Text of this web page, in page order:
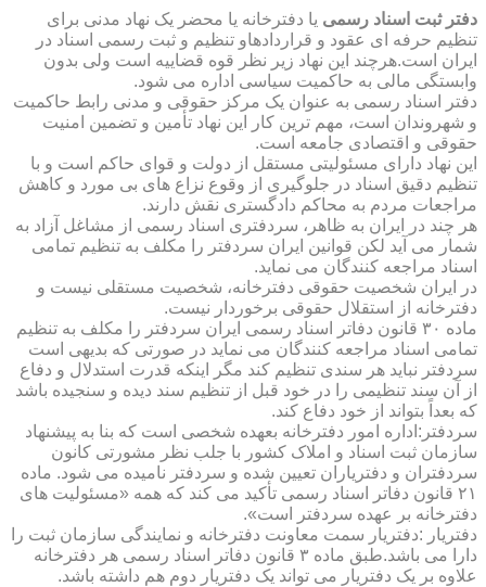
دفتر ثبت اسناد رسمی یا دفترخانه یا محضر یک نهاد مدنی برای
تنظیم حرفه ای عقود و قراردادهاو تنظیم و ثبت رسمی اسناد در
ایران است.هرچند این نهاد زیر نظر قوه قضاییه است ولی بدون
وابستگی مالی به حاکمیت سیاسی اداره می شود.
دفتر اسناد رسمی به عنوان یک مرکز حقوقی و مدنی رابط حاکمیت
و شهروندان است، مهم ترین کار این نهاد تأمین و تضمین امنیت
حقوقی و اقتصادی جامعه است.
این نهاد دارای مسئولیتی مستقل از دولت و قوای حاکم است و با
تنظیم دقیق اسناد در جلوگیری از وقوع نزاع های بی مورد و کاهش
مراجعات مردم به محاکم دادگستری نقش دارند.
هر چند در ایران به ظاهر، سردفتری اسناد رسمی از مشاغل آزاد به
شمار می آید لکن قوانین ایران سردفتر را مکلف به تنظیم تمامی
اسناد مراجعه کنندگان می نماید.
در ایران شخصیت حقوقی دفترخانه، شخصیت مستقلی نیست و
دفترخانه از استقلال حقوقی برخوردار نیست.
ماده ۳۰ قانون دفاتر اسناد رسمی ایران سردفتر را مکلف به تنظیم
تمامی اسناد مراجعه کنندگان می نماید در صورتی که بدیهی است
سردفتر نباید هر سندی تنظیم کند مگر اینکه قدرت استدلال و دفاع
از آن سند تنظیمی را در خود قبل از تنظیم سند دیده و سنجیده باشد
که بعداً بتواند از خود دفاع کند.
سردفتر:اداره امور دفترخانه بعهده شخصی است که بنا به پیشنهاد
سازمان ثبت اسناد و املاک کشور با جلب نظر مشورتی کانون
سردفتران و دفتریاران تعیین شده و سردفتر نامیده می شود. ماده
۲۱ قانون دفاتر اسناد رسمی تأکید می کند که همه «مسئولیت های
دفترخانه بر عهده سردفتر است».
دفتریار :دفتریار سمت معاونت دفترخانه و نمایندگی سازمان ثبت را
دارا می باشد.طبق ماده ۳ قانون دفاتر اسناد رسمی هر دفترخانه
علاوه بر یک دفتریار می تواند یک دفتریار دوم هم داشته باشد.